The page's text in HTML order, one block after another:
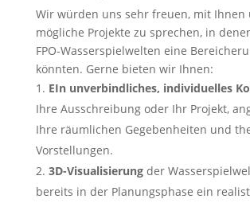
Wir würden uns sehr freuen, mit Ihnen
mögliche Projekte zu sprechen, in
FPO-Wasserspielwelten eine
könnten. Gerne bieten wir Ihnen:
EIn unverbindliches, individuelles
Ihre Ausschreibung oder Ihr Projekt,
Ihre räumlichen Gegebenheiten und
Vorstellungen.
3D-Visualisierungder
bereits in der Planungsphase ein